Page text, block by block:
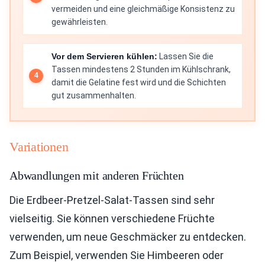
vermeiden und eine gleichmäßige Konsistenz zu
gewährleisten.
Vor dem Servieren kühlen: Lassen Sie die
Tassen mindestens 2 Stunden im Kühlschrank,
damit die Gelatine fest wird und die Schichten
gut zusammenhalten.
Variationen
Abwandlungen mit anderen Früchten
Die Erdbeer-Pretzel-Salat-Tassen sind sehr
vielseitig. Sie können verschiedene Früchte
verwenden, um neue Geschmäcker zu entdecken.
Zum Beispiel, verwenden Sie Himbeeren oder